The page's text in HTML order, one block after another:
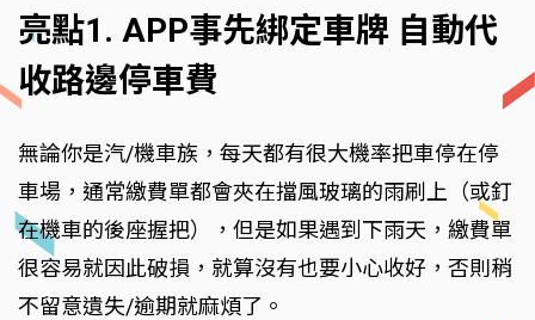
亮點1. APP事先綁定車牌 自動代
收路邊停車費
無論你是汽/機車族，每天都有很大機率把車停在停
車場，通常繳費單都會夾在擋風玻璃的雨刷上（或釘
在機車的後座握把），但是如果遇到下雨天，繳費單
很容易就因此破損，就算沒有也要小心收好，否則稍
不留意遺失/逾期就麻煩了。